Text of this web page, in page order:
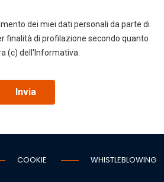
dei miei dati personali da parte di
finalità di profilazione secondo quanto
(c) dell'Informativa.
Invia
COOKIE WHISTLEBLOWING